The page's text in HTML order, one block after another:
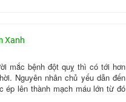
Xanh
mắc bệnh đột quỵ thì có tới hơn
Nguyên nhân chủ yếu dẫn đến
ép lên thành mạch máu lớn từ đó